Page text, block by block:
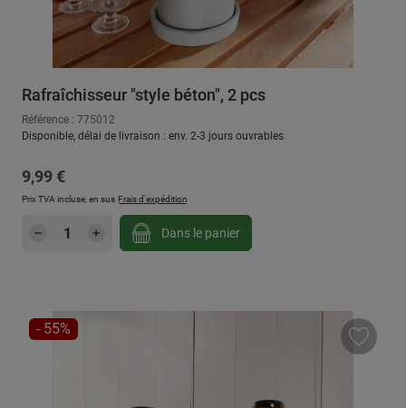
Rafraîchisseur "style béton", 2 pcs
Référence : 775012
Disponible, délai de livraison : env. 2-3 jours ouvrables
Prix régulier :
9,99 €
Prix TVA incluse, en sus Frais d'expédition
Quantité de produit : Entrez la quantité
Dans le panier
RÉDUCTION
- 55%